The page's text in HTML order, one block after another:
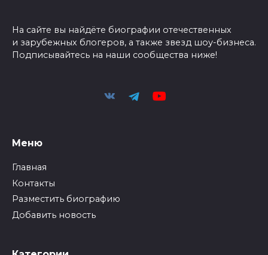
На сайте вы найдёте биографии отечественных
и зарубежных блогеров, а также звезд шоу-бизнеса.
Подписывайтесь на наши сообщества ниже!
Меню
Главная
Контакты
Разместить биографию
Добавить новость